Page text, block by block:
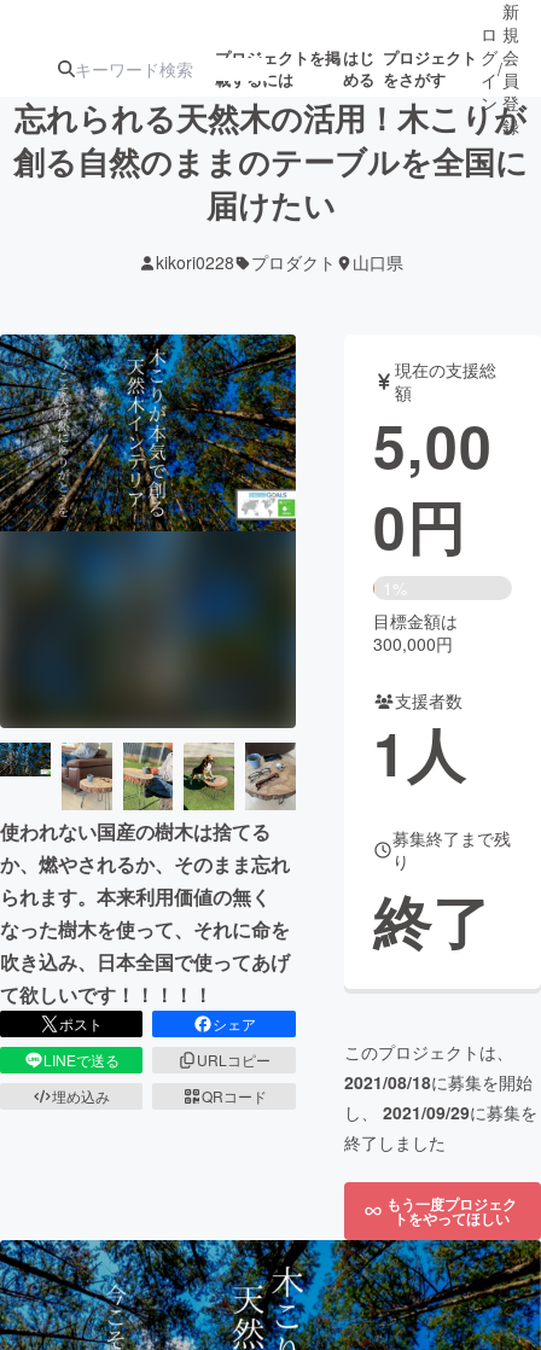
プロジェクトを掲
載するには
はじ
める
プロジェクト
をさがす
注目の新着プロ募集終了が近いプ
テクノロジー・ガジェット
映像・映画 書籍・雑誌
ビジネス・起業 チャレンジ
CAMPFIRE Creation
コミュニティ
ロ
グ
イ
ン
/
新
規
会
員
登
録
忘れられる天然木の活用！木こりが
創る自然のままのテーブルを全国に
届けたい
kikori0228 プロダクト 山口県
使われない国産の樹木は捨てる
か、燃やされるか、そのまま忘れ
られます。本来利用価値の無く
なった樹木を使って、それに命を
吹き込み、日本全国で使ってあげ
て欲しいです！！！！！
ポスト
シェア
LINEで送る
URLコピー
埋め込み
QRコード
現在の支援総
額
5,00
0円
1%
目標金額は
300,000円
支援者数
1人
募集終了まで残
り
終了
このプロジェクトは、
2021/08/18に募集を開始
し、 2021/09/29に募集を
終了しました
もう一度プロジェク
トをやってほしい